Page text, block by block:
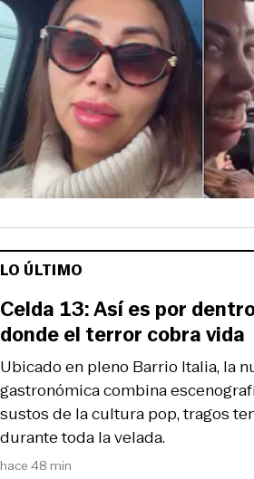
LO ÚLTIMO
hace 48 min
Ubicado en pleno Barrio Italia, la
gastronómica combina
sustos de la cultura pop, tragos
durante toda la velada.
Celda 13: Así es por
donde el terror cobra vida